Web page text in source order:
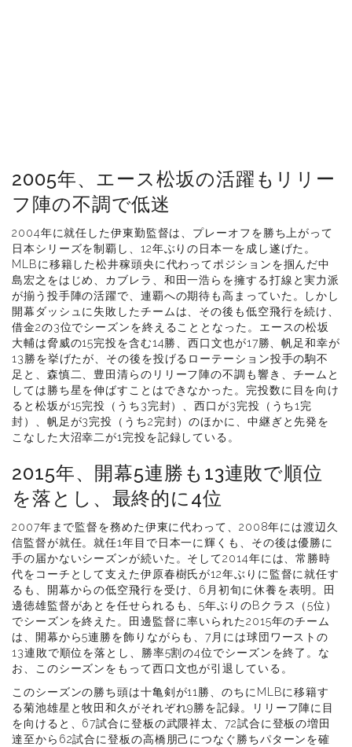
2005年、エース松坂の活躍もリリー
フ陣の不調で低迷
2004年に就任した伊東勤監督は、プレーオフを勝ち上がって
日本シリーズを制覇し、12年ぶりの日本一を成し遂げた。
MLBに移籍した松井稼頭央に代わってポジションを掴んだ中
島宏之をはじめ、カブレラ、和田一浩らを擁する打線と実力派
が揃う投手陣の活躍で、連覇への期待も高まっていた。しかし
開幕ダッシュに失敗したチームは、その後も低空飛行を続け、
借金2の3位でシーズンを終えることとなった。エースの松坂
大輔は脅威の15完投を含む14勝、西口文也が17勝、帆足和幸が
13勝を挙げたが、その後を投げるローテーション投手の駒不
足と、森慎二、豊田清らのリリーフ陣の不調も響き、チームと
しては勝ち星を伸ばすことはできなかった。完投数に目を向け
ると松坂が15完投（うち3完封）、西口が3完投（うち1完
封）、帆足が3完投（うち2完封）のほかに、中継ぎと先発を
こなした大沼幸二が1完投を記録している。
2015年、開幕5連勝も13連敗で順位
を落とし、最終的に4位
2007年まで監督を務めた伊東に代わって、2008年には渡辺久
信監督が就任。就任1年目で日本一に輝くも、その後は優勝に
手の届かないシーズンが続いた。そして2014年には、常勝時
代をコーチとして支えた伊原春樹氏が12年ぶりに監督に就任す
るも、開幕からの低空飛行を受け、6月初旬に休養を表明。田
邊徳雄監督があとを任せられるも、5年ぶりのBクラス（5位）
でシーズンを終えた。田邊監督に率いられた2015年のチーム
は、開幕から5連勝を飾りながらも、7月には球団ワーストの
13連敗で順位を落とし、勝率5割の4位でシーズンを終了。な
お、このシーズンをもって西口文也が引退している。
このシーズンの勝ち頭は十亀剣が11勝、のちにMLBに移籍す
る菊池雄星と牧田和久がそれぞれ9勝を記録。リリーフ陣に目
を向けると、67試合に登板の武隈祥太、72試合に登板の増田
達至から62試合に登板の高橋朋己につなぐ勝ちパターンを確